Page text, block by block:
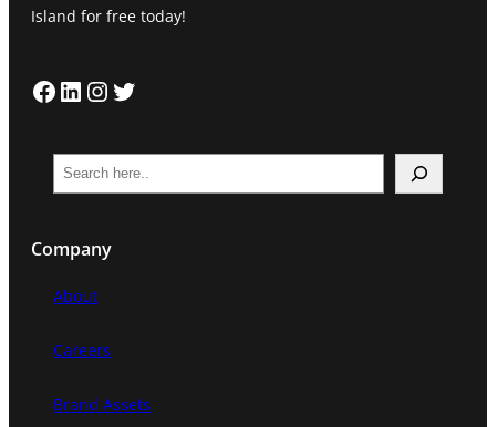
Island for free today!
Facebook LinkedIn InstagramTwitter
e
r
c
Company
About
Careers
Brand Assets